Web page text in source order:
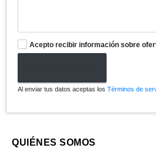
Acepto recibir información sobre
Al enviar tus datos aceptas los Términos de
QUIÉNES SOMOS